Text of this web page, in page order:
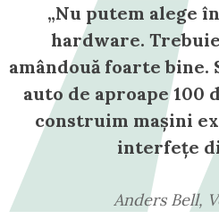
„Nu putem alege
hardware.
amândouă foarte bine.
auto de aproape 100
construim mașini
interfețe
Anders Bell,